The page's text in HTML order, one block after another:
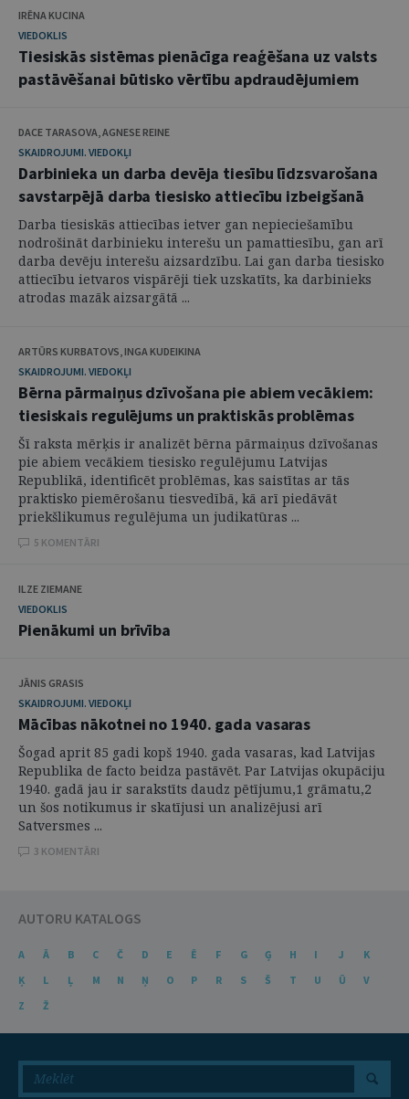
IRĒNA KUCINA
VIEDOKLIS
Tiesiskās sistēmas pienācīga reaģēšana uz valsts
pastāvēšanai būtisko vērtību apdraudējumiem
DACE TARASOVA, AGNESE REINE
SKAIDROJUMI. VIEDOKĻI
Darbinieka un darba devēja tiesību līdzsvarošana
savstarpējā darba tiesisko attiecību izbeigšanā
Darba tiesiskās attiecības ietver gan nepieciešamību
nodrošināt darbinieku interešu un pamattiesību, gan arī
darba devēju interešu aizsardzību. Lai gan darba tiesisko
attiecību ietvaros vispārēji tiek uzskatīts, ka darbinieks
atrodas mazāk aizsargātā ...
ARTŪRS KURBATOVS, INGA KUDEIKINA
SKAIDROJUMI. VIEDOKĻI
Bērna pārmaiņus dzīvošana pie abiem vecākiem:
tiesiskais regulējums un praktiskās problēmas
Šī raksta mērķis ir analizēt bērna pārmaiņus dzīvošanas
pie abiem vecākiem tiesisko regulējumu Latvijas
Republikā, identificēt problēmas, kas saistītas ar tās
praktisko piemērošanu tiesvedībā, kā arī piedāvāt
priekšlikumus regulējuma un judikatūras ...
5 KOMENTĀRI
ILZE ZIEMANE
VIEDOKLIS
Pienākumi un brīvība
JĀNIS GRASIS
SKAIDROJUMI. VIEDOKĻI
Mācības nākotnei no 1940. gada vasaras
Šogad aprit 85 gadi kopš 1940. gada vasaras, kad Latvijas
Republika de facto beidza pastāvēt. Par Latvijas okupāciju
1940. gadā jau ir sarakstīts daudz pētījumu,1 grāmatu,2
un šos notikumus ir skatījusi un analizējusi arī
Satversmes ...
3 KOMENTĀRI
AUTORU KATALOGS
A Ā B C Č D E Ē F G Ģ H I J
K
Ķ
L Ļ M N Ņ O P R S Š T U Ū
V
Z
Ž